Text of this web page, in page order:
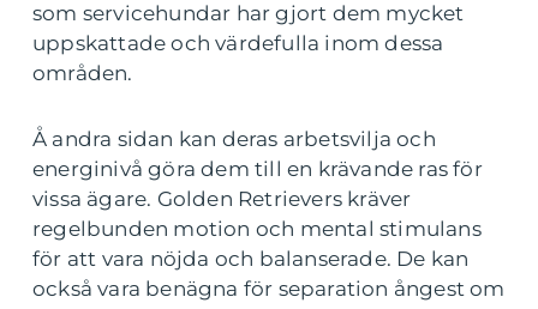
som servicehundar har gjort dem mycket
uppskattade och värdefulla inom dessa
områden.
Å andra sidan kan deras arbetsvilja och
energinivå göra dem till en krävande ras för
vissa ägare. Golden Retrievers kräver
regelbunden motion och mental stimulans
för att vara nöjda och balanserade. De kan
också vara benägna för separation ångest om